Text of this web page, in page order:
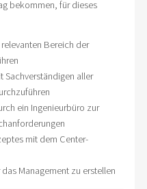
bekommen, für dieses
Bereich der
Sachverständigen aller
ein Ingenieurbüro zur
mit dem Center-
Management zu erstellen